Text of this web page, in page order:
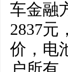
车金融
2837元
价，电